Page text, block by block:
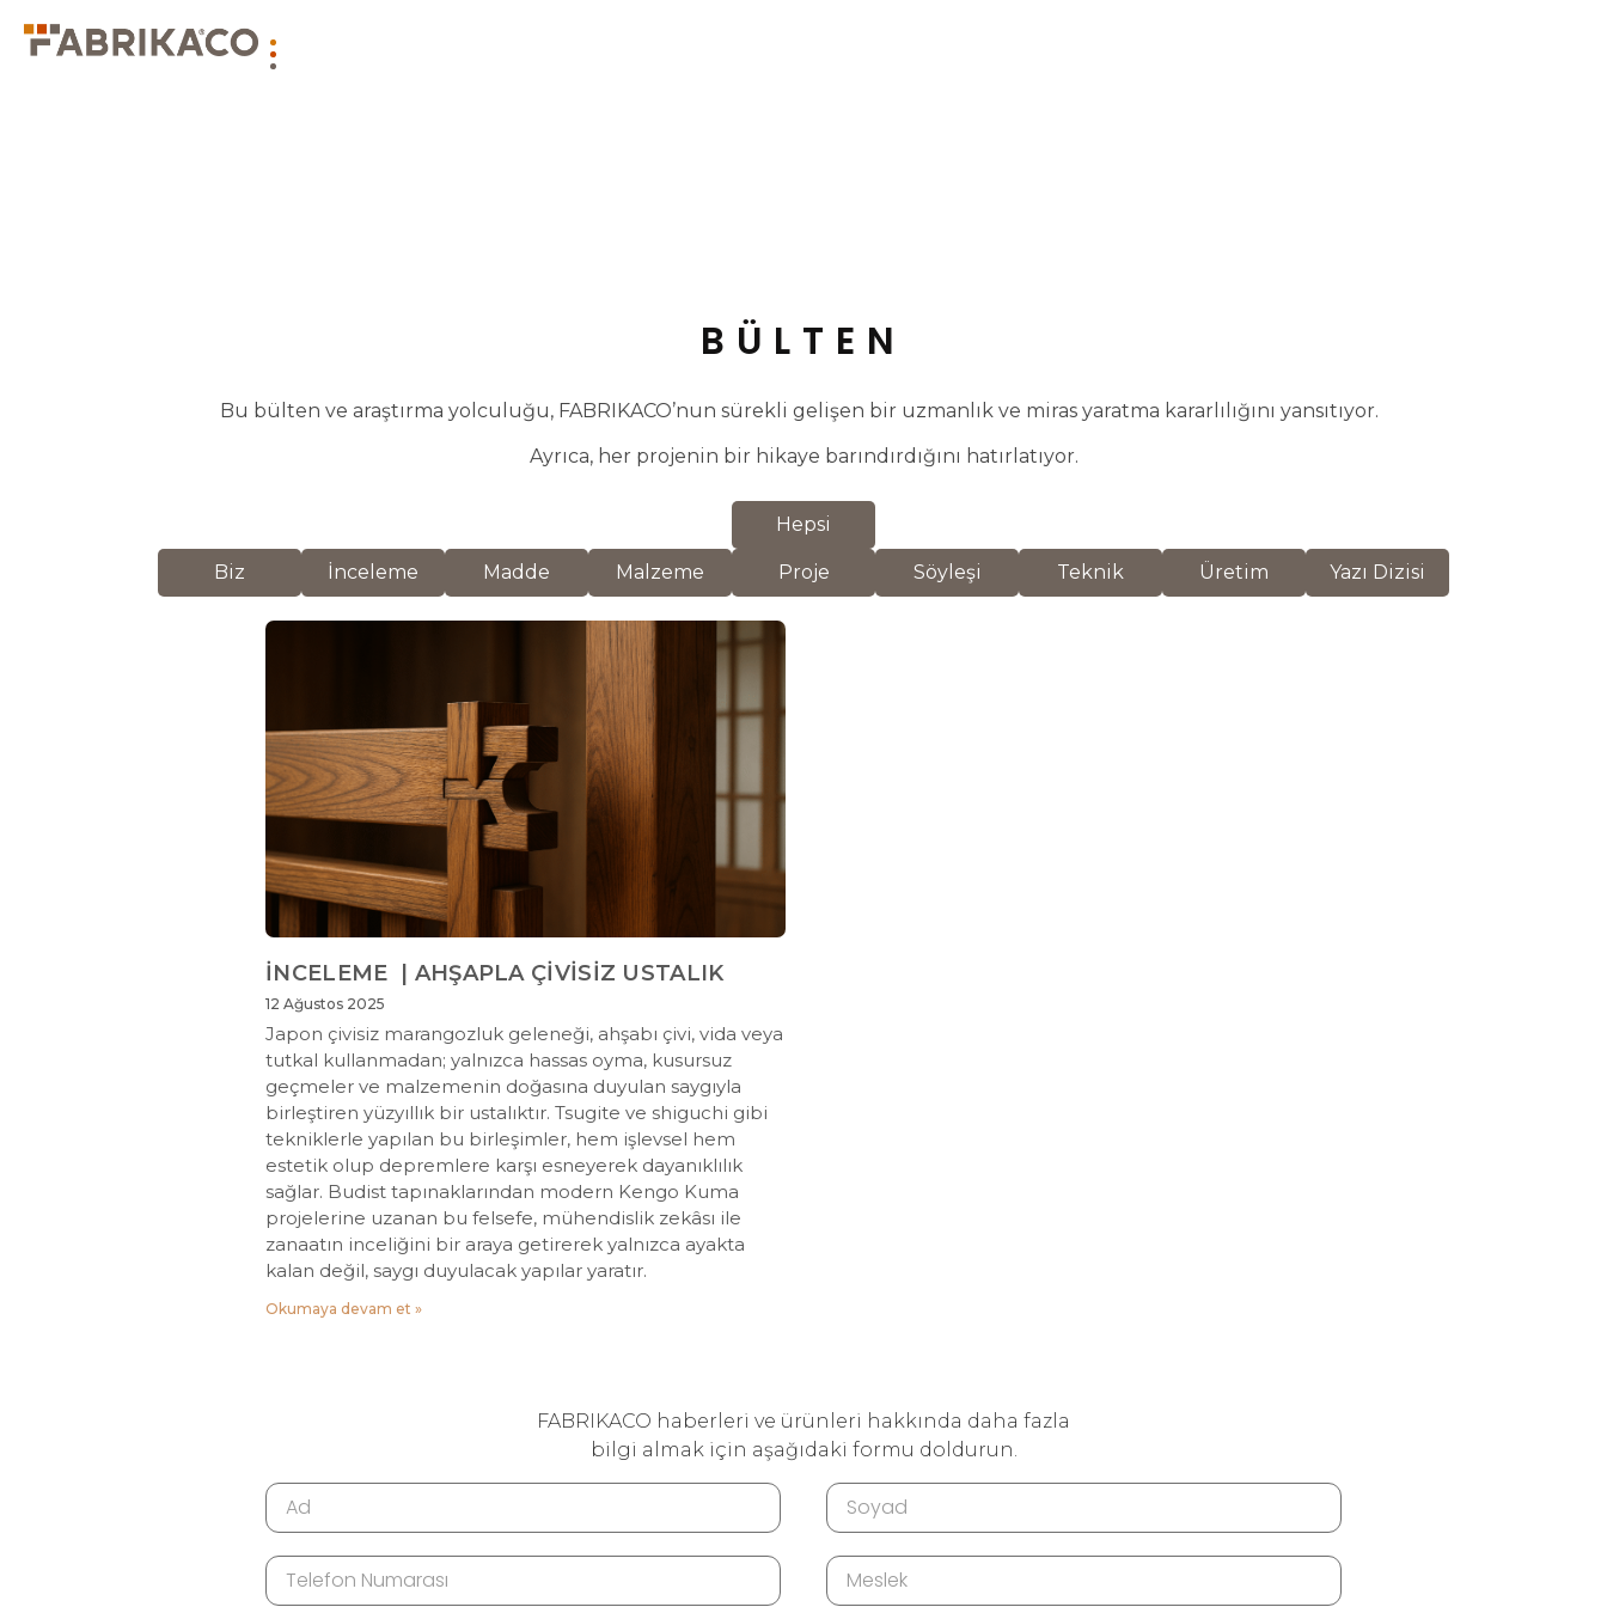
BÜLTEN
Bu bülten ve araştırma yolculuğu, FABRIKACO’nun sürekli gelişen bir uzmanlık ve miras yaratma kararlılığını yansıtıyor.
Ayrıca, her projenin bir hikaye barındırdığını hatırlatıyor.
Hepsi
Biz İnceleme Madde Malzeme Proje Söyleşi Teknik Üretim Yazı Dizisi
İNCELEME | AHŞAPLA ÇİVİSİZ USTALIK
12 Ağustos 2025
Japon çivisiz marangozluk geleneği, ahşabı çivi, vida veya
tutkal kullanmadan; yalnızca hassas oyma, kusursuz
geçmeler ve malzemenin doğasına duyulan saygıyla
birleştiren yüzyıllık bir ustalıktır. Tsugite ve shiguchi gibi
tekniklerle yapılan bu birleşimler, hem işlevsel hem
estetik olup depremlere karşı esneyerek dayanıklılık
sağlar. Budist tapınaklarından modern Kengo Kuma
projelerine uzanan bu felsefe, mühendislik zekâsı ile
zanaatın inceliğini bir araya getirerek yalnızca ayakta
kalan değil, saygı duyulacak yapılar yaratır.
Okumaya devam et »
FABRIKACO haberleri ve ürünleri hakkında daha fazla
bilgi almak için aşağıdaki formu doldurun.